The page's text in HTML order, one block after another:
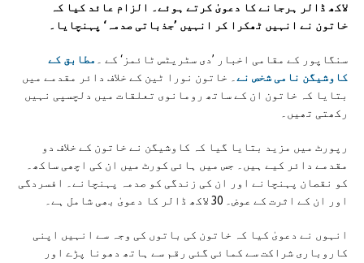
لاکھ ڈالر ہرجانے کا دعویٰ کرتے ہوئے۔ الزام عائد کیا کہ
خاتون نے انہیں ٹھکرا کر انہیں ’جذباتی صدمہ‘ پہنچایا۔
سنگاپور کے مقامی اخبار ’دی سٹریٹس ٹائمز‘ کے ۔ مطابق کے
کاوشیگن نامی شخص نے۔ خاتون نورا ٹین کے خلاف دائر مقدمے میں
بتایا کہ خاتون ان کے ساتھ رومانوی تعلقات میں دلچسپی نہیں
رکھتی تھیں۔
رپورٹ میں مزید بتایا گیا کہ کاوشیگن نے خاتون کے خلاف دو
مقدمے دائر کیے ہیں۔ جس میں ہائی کورٹ میں ان کی اچھی ساکھ۔
کو نقصان پہنچانے اور ان کی زندگی کو صدمہ پہنچانے۔ افسردگی
اور ان کے اثرت کے عوض۔ 30 لاکھ ڈالر کا دعویٰ بھی شامل ہے۔
انہوں نے دعویٰ کیا کہ خاتون کی باتوں کی وجہ سے انہیں اپنی
کاروباری شراکت سے کمائی گئی رقم سے ہاتھ دھونا پڑے اور